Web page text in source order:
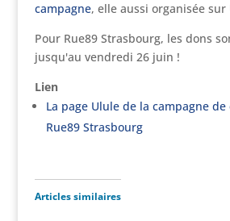
campagne, elle aussi organisée sur
Pour Rue89 Strasbourg, les dons
jusqu'au vendredi 26 juin !
Lien
La page Ulule de la campagne
Rue89 Strasbourg
Articles similaires